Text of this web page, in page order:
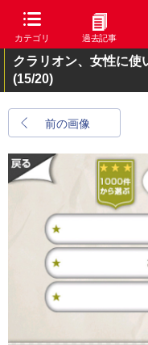
カテゴリ 過去記事
クラリオン、女性に使
(15/20)
前の画像